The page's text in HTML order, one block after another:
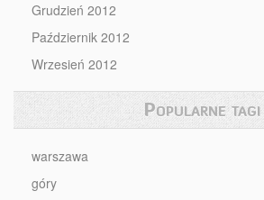
Grudzień 2012
Październik 2012
Wrzesień 2012
Popularne tagi
warszawa
góry